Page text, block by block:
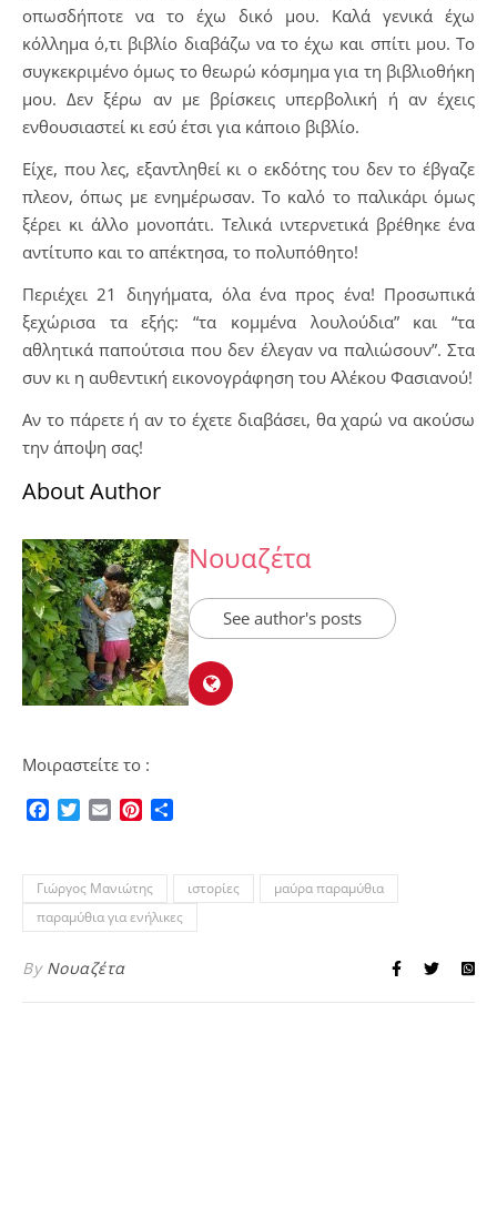
οπωσδήποτε να το έχω δικό μου. Καλά γενικά έχω
κόλλημα ό,τι βιβλίο διαβάζω να το έχω και σπίτι μου. Το
συγκεκριμένο όμως το θεωρώ κόσμημα για τη βιβλιοθήκη
μου. Δεν ξέρω αν με βρίσκεις υπερβολική ή αν έχεις
ενθουσιαστεί κι εσύ έτσι για κάποιο βιβλίο.
Είχε, που λες, εξαντληθεί κι ο εκδότης του δεν το έβγαζε
πλεον, όπως με ενημέρωσαν. Το καλό το παλικάρι όμως
ξέρει κι άλλο μονοπάτι. Τελικά ιντερνετικά βρέθηκε ένα
αντίτυπο και το απέκτησα, το πολυπόθητο!
Περιέχει 21 διηγήματα, όλα ένα προς ένα! Προσωπικά
ξεχώρισα τα εξής: “τα κομμένα λουλούδια” και “τα
αθλητικά παπούτσια που δεν έλεγαν να παλιώσουν”. Στα
συν κι η αυθεντική εικονογράφηση του Αλέκου Φασιανού!
Αν το πάρετε ή αν το έχετε διαβάσει, θα χαρώ να ακούσω
την άποψη σας!
About Author
Νουαζέτα
See author's posts
Μοιραστείτε το :
Facebook
TwitterEmailPinterest
Γιώργος Μανιώτης ιστορίες
μαύρα παραμύθια
παραμύθια για ενήλικες
By Νουαζέτα